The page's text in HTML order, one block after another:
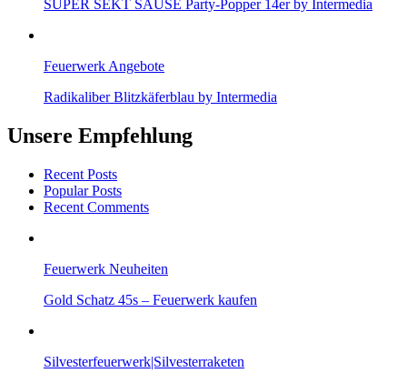
SUPER SEKT SAUSE Party-Popper 14er by Intermedia
Feuerwerk Angebote
Radikaliber Blitzkäferblau by Intermedia
Unsere Empfehlung
Recent Posts
Popular Posts
Recent Comments
Feuerwerk Neuheiten
Gold Schatz 45s – Feuerwerk kaufen
Silvesterfeuerwerk|Silvesterraketen